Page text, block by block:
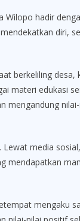
hadir
diri,
berkeliling desa,
materi edukasi
mengandung
media
mendapatkan
mengaku